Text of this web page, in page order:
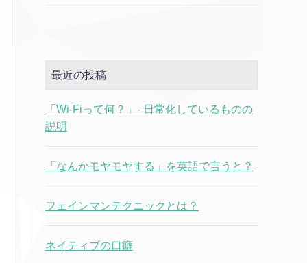
最近の投稿
「Wi-Fiって何？」- 日常化しているものの
説明
「なんかモヤモヤする」を英語で言うと？
フェインマンテクニックとは？
ネイティブの口癖